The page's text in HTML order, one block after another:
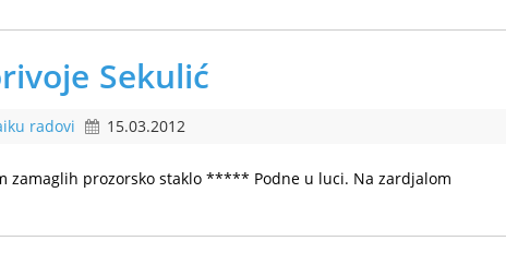
Sekulić
radovi 15.03.2012
zamaglih prozorsko staklo ***** Podne u luci. Na zardjalom